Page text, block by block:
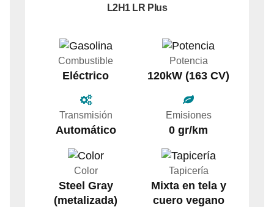
L2H1 LR Plus
Combustible
Eléctrico
Potencia
120kW (163 CV)
Transmisión
Automático
Emisiones
0 gr/km
Color
Steel Gray
(metalizada)
Tapicería
Mixta en tela y
cuero vegano